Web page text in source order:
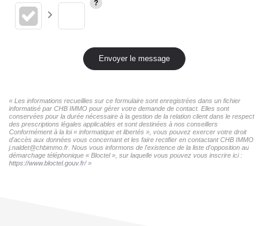
Envoyer le message
« Les informations recueillies sur ce formulaire sont enregistrées dans un fichier
informatisé par CHB IMMO pour gérer votre demande de contact. Elles sont
conservées pour la durée nécessaire à la gestion de la relation client dans le respect
des prescriptions légales applicables et sont destinées à nos conseillers
Conformément à la loi « informatique et libertés », vous pouvez exercer votre droit
d'accès aux données vous concernant et les faire rectifier en contactant CHB IMMO
j.naldet@chbimmo.fr. Nous vous informons de l'existence de la liste d'opposition au
démarchage téléphonique « Bloctel », sur laquelle vous pouvez vous inscrire ici :
https://www.bloctel.gouv.fr/»